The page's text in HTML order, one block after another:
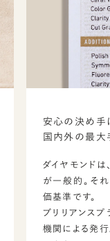
安心の決め手
国内外の最大
ダイヤモンド
が一般的。そ
価基準です。
ブリリアンス
機関による発